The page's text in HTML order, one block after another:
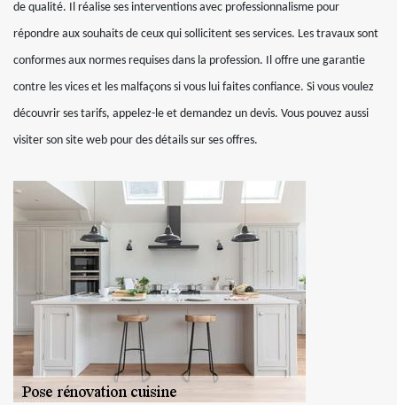
de qualité. Il réalise ses interventions avec professionnalisme pour
répondre aux souhaits de ceux qui sollicitent ses services. Les travaux sont
conformes aux normes requises dans la profession. Il offre une garantie
contre les vices et les malfaçons si vous lui faites confiance. Si vous voulez
découvrir ses tarifs, appelez-le et demandez un devis. Vous pouvez aussi
visiter son site web pour des détails sur ses offres.